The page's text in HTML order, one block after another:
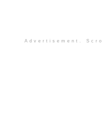
Advertisement.